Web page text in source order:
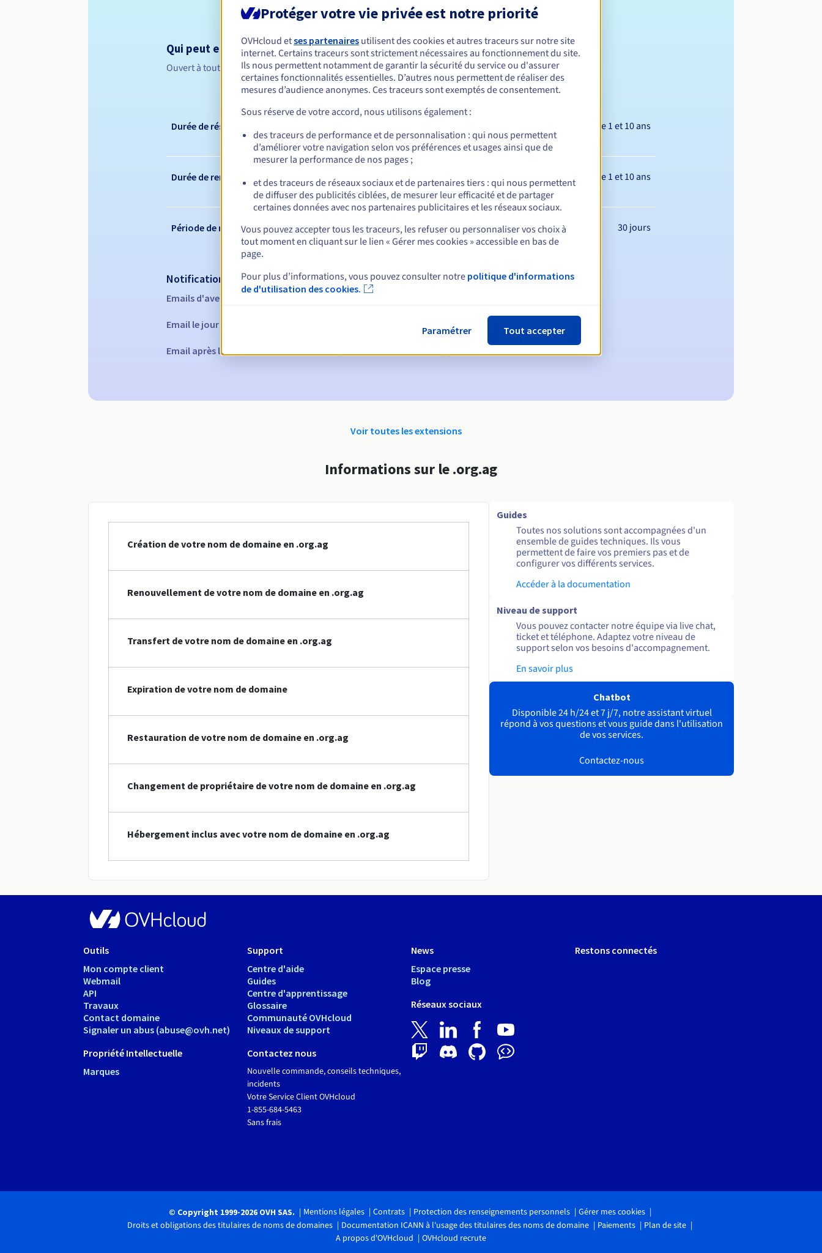
Conditions d'éligibilité
Qui peut enregistrer un .org.ag ?
Ouvert à toutes les personnes physiques ou morales, sans restriction géographique.
Règles de gestion et notifications
Durée de réservation Entre 1 et 10 ans
Durée de renouvellement Entre 1 et 10 ans
Période de rédemption 30 jours
Notifications automatiques :
Emails d'avertissement :
Email le jour de l'expiration pour notification de la suspension du nom de domaine
Email après la Redemption Grace Period pour notification de la suppression du nom de domaine
Voir toutes les extensions
Informations sur le .org.ag
Création de votre nom de domaine en .org.ag
Renouvellement de votre nom de domaine en .org.ag
Transfert de votre nom de domaine en .org.ag
Expiration de votre nom de domaine
Restauration de votre nom de domaine en .org.ag
Changement de propriétaire de votre nom de domaine en .org.ag
Hébergement inclus avec votre nom de domaine en .org.ag
Guides
Toutes nos solutions sont accompagnées d'un
ensemble de guides techniques. Ils vous
permettent de faire vos premiers pas et de
configurer vos différents services.
Accéder à la documentation
Niveau de support
Vous pouvez contacter notre équipe via live chat,
ticket et téléphone. Adaptez votre niveau de
support selon vos besoins d'accompagnement.
En savoir plus
Chatbot
Disponible 24 h/24 et 7 j/7, notre assistant virtuel
répond à vos questions et vous guide dans l'utilisation
de vos services.
Contactez-nous
Outils
Mon compte client
Webmail
API
Travaux
Contact domaine
Signaler un abus (abuse@ovh.net)
Propriété Intellectuelle
Marques
Support
Centre d'aide
Guides
Centre d'apprentissage
Glossaire
Communauté OVHcloud
Niveaux de support
Contactez nous
Nouvelle commande, conseils techniques,
incidents
Votre Service Client OVHcloud
1-855-684-5463
Sans frais
News
Espace presse
Blog
Réseaux sociaux
Restons connectés
© Copyright 1999-2026 OVH SAS. Mentions légales Contrats Protection des renseignements personnels
Gérer mes cookies
Droits et obligations des titulaires de noms de domaines
Documentation ICANN à l'usage des titulaires des noms de domaine Paiements
Plan de site
A propos d'OVHcloud
OVHcloud recrute
Protéger votre vie privée est notre priorité
OVHcloud etses partenaires utilisent des cookies et autres traceurs sur notre site
internet. Certains traceurs sont strictement nécessaires au fonctionnement du site.
Ils nous permettent notamment de garantir la sécurité du service ou d'assurer
certaines fonctionnalités essentielles. D’autres nous permettent de réaliser des
mesures d’audience anonymes. Ces traceurs sont exemptés de consentement.
Sous réserve de votre accord, nous utilisons également :
des traceurs de performance et de personnalisation : qui nous permettent
d’améliorer votre navigation selon vos préférences et usages ainsi que de
mesurer la performance de nos pages ;
et des traceurs de réseaux sociaux et de partenaires tiers : qui nous permettent
de diffuser des publicités ciblées, de mesurer leur efficacité et de partager
certaines données avec nos partenaires publicitaires et les réseaux sociaux.
Vous pouvez accepter tous les traceurs, les refuser ou personnaliser vos choix à
tout moment en cliquant sur le lien « Gérer mes cookies » accessible en bas de
page.
Pour plus d’informations, vous pouvez consulter notre politique d'informations
de d'utilisation des cookies.
Paramétrer Tout accepter